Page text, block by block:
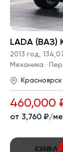
LADA (ВАЗ)
2013 год,
Механика ·
Красноярск
460,000
от 3,760 ₽/